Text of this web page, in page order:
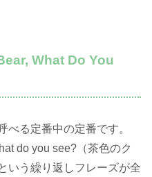
What Do You
べる定番中の定番です。
do you see?（茶色のク
いう繰り返しフレーズが全